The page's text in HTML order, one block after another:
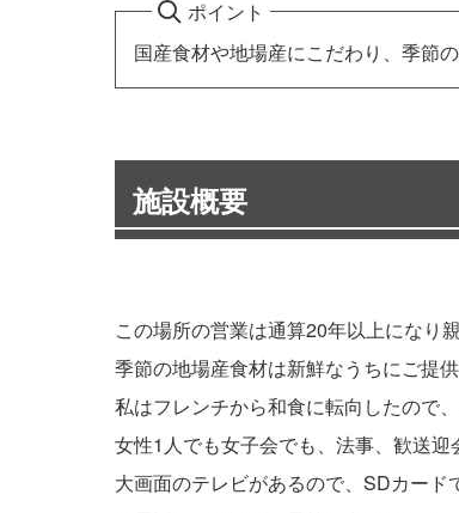
ポイント
国産食材や地場産にこだわり、季節
施設概要
この場所の営業は通算20年以上になり
季節の地場産食材は新鮮なうちにご提供
私はフレンチから和食に転向したので
女性1人でも女子会でも、法事、歓送迎
大画面のテレビがあるので、SDカード